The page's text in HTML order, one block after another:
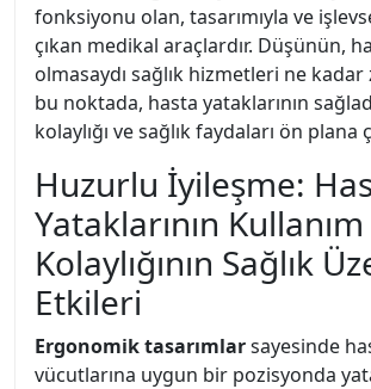
fonksiyonu olan, tasarımıyla ve
çıkan medikal araçlardır. Düşünün,
olmasaydı sağlık hizmetleri ne kadar
bu noktada, hasta yataklarının
kolaylığı ve sağlık faydaları ön plana
Huzurlu İyileşme:
Yataklarının Kullanım
Kolaylığının Sağlık
Etkileri
Ergonomik tasarımlarsayesinde
vücutlarına uygun bir pozisyonda